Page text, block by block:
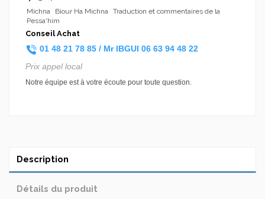
Michna Biour Ha Michna Traduction et commentaires de la
Pessa'him
Conseil Achat
01 48 21 78 85 / Mr IBGUI 06 63 94 48 22
Prix appel local
Notre équipe est à votre écoute pour toute question.
Description
Détails du produit